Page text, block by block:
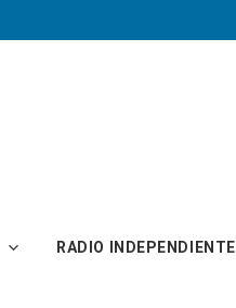
RADIO INDEPENDIENTE